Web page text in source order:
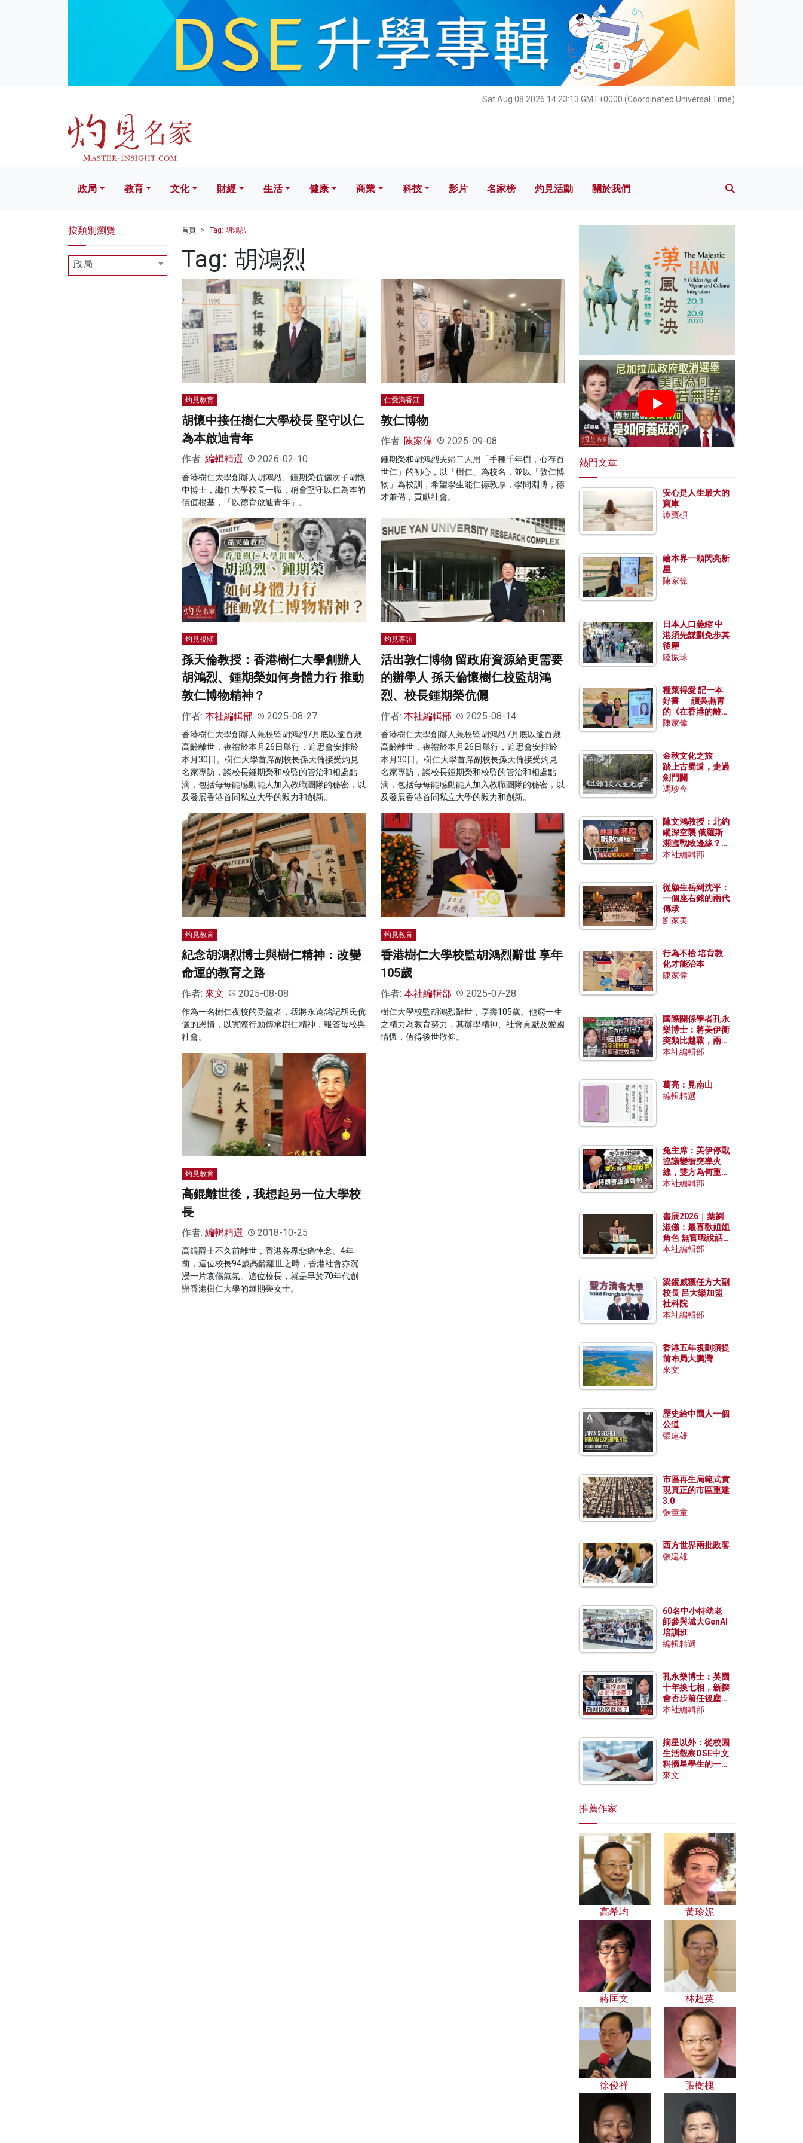
Sat Aug 08 2026 14:23:15 GMT+0000 (Coordinated Universal Time)
文化 財經 生活 健康 科技 影片 名家榜 灼見活動 關於我們
政局 教育 文化 財經 生活 健康 商業 科技 影片 名家榜 灼見活動 關於我們
首頁 Tag: 胡鴻烈
Tag: 胡鴻烈
灼見教育
胡懷中接任樹仁大學校長 堅守以仁
為本啟迪青年
作者: 編輯精選 2026-02-10
香港樹仁大學創辦人胡鴻烈、鍾期榮伉儷次子胡懷
中博士，繼任大學校長一職，稱會堅守以仁為本的
價值根基，「以德育啟迪青年」。
仁愛滿香江
敦仁博物
作者: 陳家偉 2025-09-08
鍾期榮和胡鴻烈夫婦二人用「手種千年樹，心存百
世仁」的初心，以「樹仁」為校名，並以「敦仁博
物」為校訓，希望學生能仁德敦厚，學問淵博，德
才兼備，貢獻社會。
灼見視頻
孫天倫教授：香港樹仁大學創辦人
胡鴻烈、鍾期榮如何身體力行 推動
敦仁博物精神？
作者: 本社編輯部 2025-08-27
香港樹仁大學創辦人兼校監胡鴻烈7月底以逾百歳
高齡離世，喪禮於本月26日舉行，追思會安排於
本月30日。樹仁大學首席副校長孫天倫接受灼見
名家專訪，談校長鍾期榮和校監的管治和相處點
滴，包括每每能感動能人加入教職團隊的秘密，以
及發展香港首間私立大學的毅力和創新。
灼見專訪
活出敦仁博物 留政府資源給更需要
的辦學人 孫天倫懷樹仁校監胡鴻
烈、校長鍾期榮伉儷
作者: 本社編輯部 2025-08-14
香港樹仁大學創辦人兼校監胡鴻烈7月底以逾百歳
高齡離世，喪禮於本月26日舉行，追思會安排於
本月30日。樹仁大學首席副校長孫天倫接受灼見
名家專訪，談校長鍾期榮和校監的管治和相處點
滴，包括每每能感動能人加入教職團隊的秘密，以
及發展香港首間私立大學的毅力和創新。
灼見教育
紀念胡鴻烈博士與樹仁精神：改變
命運的教育之路
作者: 來文 2025-08-08
作為一名樹仁夜校的受益者，我將永遠銘記胡氏伉
儷的恩情，以實際行動傳承樹仁精神，報答母校與
社會。
灼見教育
香港樹仁大學校監胡鴻烈辭世 享年
105歲
作者: 本社編輯部 2025-07-28
樹仁大學校監胡鴻烈辭世，享壽105歲。他窮一生
之精力為教育努力，其辦學精神、社會貢獻及愛國
情懷，值得後世敬仰。
灼見教育
高錕離世後，我想起另一位大學校
長
作者: 編輯精選 2018-10-25
高錕爵士不久前離世，香港各界悲痛悼念。4年
前，這位校長94歲高齡離世之時，香港社會亦沉
浸一片哀傷氣氛。這位校長，就是早於70年代創
辦香港樹仁大學的鍾期榮女士。
按類別瀏覽
政局
熱門文章
安心是人生最大的
寶庫
譚寶碩
繪本界一顆閃亮新
星
陳家偉
日本人口萎縮 中
港須先謀劃免步其
後塵
陸振球
種菜得愛 記一本
好書──讀吳燕青
的《在香港的離島
種菜》
陳家偉
金秋文化之旅──
踏上古蜀道，走過
劍門關
馮珍今
陳文鴻教授：北約
縱深空襲 俄羅斯
瀕臨戰敗邊緣？中
國零部件能左右戰
本社編輯部
從顧生岳到沈平：
一個座右銘的兩代
傳承
劉家美
行為不檢 培育教
化才能治本
陳家偉
國際關係學者孔永
樂博士：將美伊衝
突類比越戰，兩者
有何異同？中國崛
本社編輯部
葛亮：見南山
編輯精選
兔主席：美伊停戰
協議變衝突導火
線，雙方為何重啟
戰爭？伊朗一早洞
本社編輯部
書展2026｜葉劉
淑儀：最喜歡姐姐
角色 無官職說話
包袱少
本社編輯部
梁鏡威獲任方大副
校長 呂大樂加盟
社科院
本社編輯部
香港五年規劃須提
前布局大鵬灣
來文
歷史給中國人一個
公道
張建雄
市區再生局範式實
現真正的市區重建
3.0
張量童
西方世界兩批政客
張建雄
60名中小特幼老
師參與城大GenAI
培訓班
編輯精選
孔永樂博士：英國
十年換七相，新揆
會否步前任後塵？
脫歐後英國經濟為
本社編輯部
摘星以外：從校園
生活觀察DSE中文
科摘星學生的一點
特質
來文
推薦作家
高希均 黃珍妮
蔣匡文 林超英
徐俊祥 張樹槐